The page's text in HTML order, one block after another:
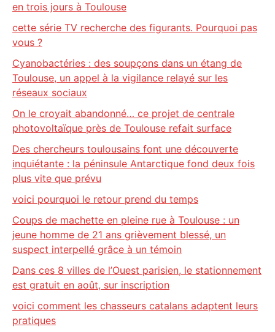
en trois jours à Toulouse
cette série TV recherche des figurants. Pourquoi pas
vous ?
Cyanobactéries : des soupçons dans un étang de
Toulouse, un appel à la vigilance relayé sur les
réseaux sociaux
On le croyait abandonné… ce projet de centrale
photovoltaïque près de Toulouse refait surface
Des chercheurs toulousains font une découverte
inquiétante : la péninsule Antarctique fond deux fois
plus vite que prévu
voici pourquoi le retour prend du temps
Coups de machette en pleine rue à Toulouse : un
jeune homme de 21 ans grièvement blessé, un
suspect interpellé grâce à un témoin
Dans ces 8 villes de l’Ouest parisien, le stationnement
est gratuit en août, sur inscription
voici comment les chasseurs catalans adaptent leurs
pratiques